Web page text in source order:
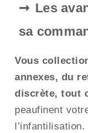
Les
sa
Vous
annexes, du
discrète, tout
peaufinent
l’infantilisation.